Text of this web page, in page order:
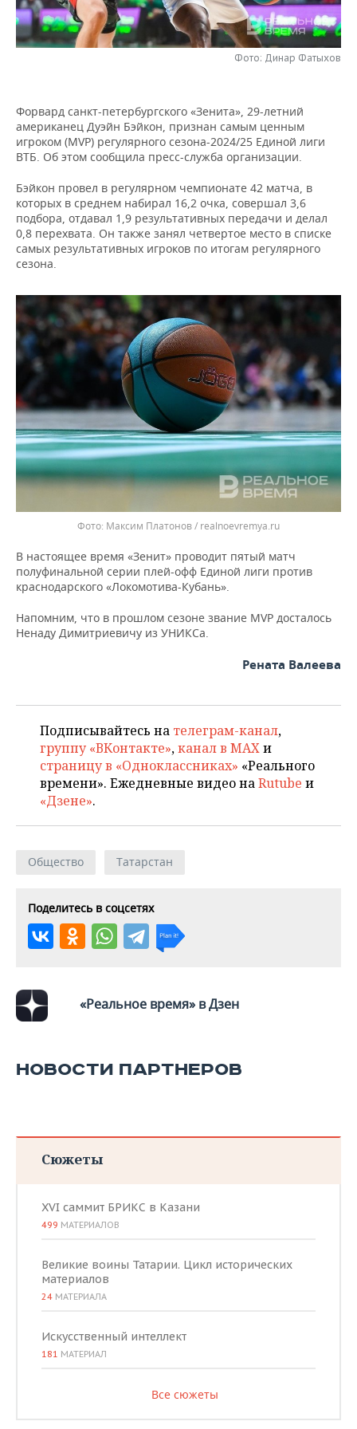
НЕФТЕХИМИЯ
НЕФТЬ
ЭНЕРГЕТИКА
РОЗНИЧНАЯ ТОРГОВЛЯ
НОВОСТИ ТЕХНОЛОГИЙ
ТЕЛЕКОММУНИКАЦИИ
МЕРОПРИЯТИЯ
ВЫЕЗДНАЯ РЕДАКЦИЯ
БИЗНЕС-БРАНЧИ
ОТКРЫТАЯ ЛЕКЦИЯ
ФУТБОЛ
БАСКЕТБОЛ
ВОЛЕЙБОЛ
ФИГУРНОЕ КАТАНИЕ
ВОДНЫЕ ВИДЫ СПОРТА
ХОККЕЙ С МЯЧОМ
ОБЩЕСТВО
НОВОСТИ ОБЩЕСТВА
ИНФРАСТРУКТУРА
ИСТОРИЯ
МЕДИЦИНА
ОБРАЗОВАНИЕ
ПРОИСШЕСТВИЯ
ФОТОГАЛЕРЕЯ
СПРАВОЧНИК
СПИСОК ПЕРСОН
ПОЛНАЯ ВЕРСИЯ
Фото: Динар Фатыхов
Форвард санкт-петербургского «Зенита», 29-летний
американец Дуэйн Бэйкон, признан самым ценным
игроком (MVP) регулярного сезона-2024/25 Единой лиги
ВТБ. Об этом сообщила пресс-служба организации.
Бэйкон провел в регулярном чемпионате 42 матча, в
которых в среднем набирал 16,2 очка, совершал 3,6
подбора, отдавал 1,9 результативных передачи и делал
0,8 перехвата. Он также занял четвертое место в списке
самых результативных игроков по итогам регулярного
сезона.
Максим Платонов / realnoevremya.ru
В настоящее время «Зенит» проводит пятый матч
полуфинальной серии плей-офф Единой лиги против
краснодарского «Локомотива-Кубань».
Напомним, что в прошлом сезоне звание MVP досталось
Ненаду Димитриевичу из УНИКСа.
Рената Валеева
Подписывайтесь на телеграм-канал,
группу «ВКонтакте»,канал в MAXи
страницу в «Одноклассниках» «Реального
времени». Ежедневные видео наRutube и
«Дзене».
Общество Татарстан
Поделитесь в соцсетях
«Реальное время» в Дзен
НОВОСТИ ПАРТНЕРОВ
Сюжеты
XVI саммит БРИКС в Казани
499 МАТЕРИАЛОВ
Великие воины Татарии. Цикл исторических
материалов
24 МАТЕРИАЛА
Искусственный интеллект
181 МАТЕРИАЛ
Все сюжеты